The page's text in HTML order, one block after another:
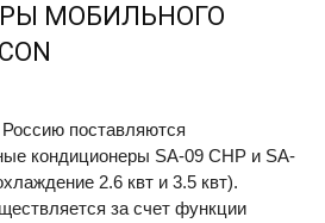
МОБИЛЬНОГО
поставляются
кондиционеры SA-09 CHP и SA-
2.6 квт и 3.5 квт).
за счет функции